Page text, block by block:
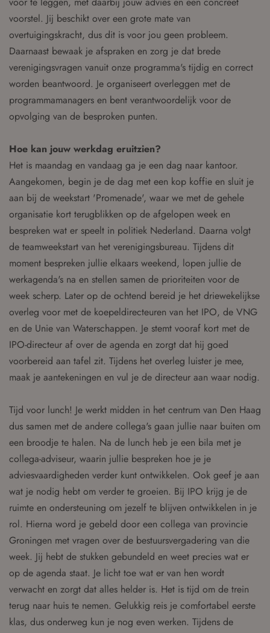
voorstel. Jij beschikt over een grote mate van
overtuigingskracht, dus dit is voor jou geen probleem.
Daarnaast bewaak je afspraken en zorg je dat brede
verenigingsvragen vanuit onze programma's tijdig en correct
worden beantwoord. Je organiseert overleggen met de
programmamanagers en bent verantwoordelijk voor de
opvolging van de besproken punten.
Hoe kan jouw werkdag eruitzien?
Het is maandag en vandaag ga je een dag naar kantoor.
Aangekomen, begin je de dag met een kop koffie en sluit je
aan bij de weekstart 'Promenade', waar we met de gehele
organisatie kort terugblikken op de afgelopen week en
bespreken wat er speelt in politiek Nederland. Daarna volgt
de teamweekstart van het verenigingsbureau. Tijdens dit
moment bespreken jullie elkaars weekend, lopen jullie de
werkagenda's na en stellen samen de prioriteiten voor de
week scherp. Later op de ochtend bereid je het driewekelijkse
overleg voor met de koepeldirecteuren van het IPO, de VNG
en de Unie van Waterschappen. Je stemt vooraf kort met de
IPO-directeur af over de agenda en zorgt dat hij goed
voorbereid aan tafel zit. Tijdens het overleg luister je mee,
maak je aantekeningen en vul je de directeur aan waar nodig.
Tijd voor lunch! Je werkt midden in het centrum van Den Haag
dus samen met de andere collega's gaan jullie naar buiten om
een broodje te halen. Na de lunch heb je een bila met je
collega-adviseur, waarin jullie bespreken hoe je je
adviesvaardigheden verder kunt ontwikkelen. Ook geef je aan
wat je nodig hebt om verder te groeien. Bij IPO krijg je de
ruimte en ondersteuning om jezelf te blijven ontwikkelen in je
rol. Hierna word je gebeld door een collega van provincie
Groningen met vragen over de bestuursvergadering van die
week. Jij hebt de stukken gebundeld en weet precies wat er
op de agenda staat. Je licht toe wat er van hen wordt
verwacht en zorgt dat alles helder is. Het is tijd om de trein
terug naar huis te nemen. Gelukkig reis je comfortabel eerste
klas, dus onderweg kun je nog even werken. Tijdens de